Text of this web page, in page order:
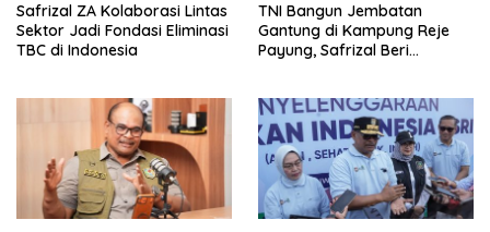
Safrizal ZA Kolaborasi Lintas
Sektor Jadi Fondasi Eliminasi
TBC di Indonesia
TNI Bangun Jembatan
Gantung di Kampung Reje
Payung, Safrizal Beri